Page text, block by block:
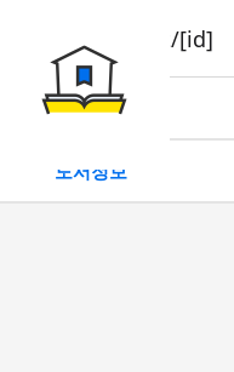
book/rent/[id]
대여
도서정보